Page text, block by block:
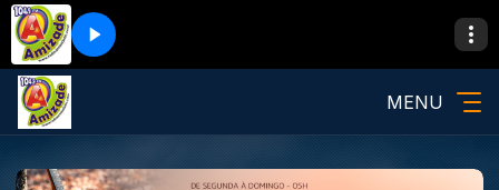
MENU